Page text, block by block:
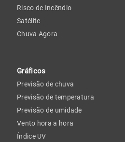
Risco de Incêndio
Satélite
Chuva Agora
Gráficos
Previsão de chuva
Previsão de temperatura
Previsão de umidade
Vento hora a hora
Índice UV